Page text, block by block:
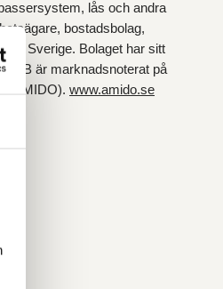
lås och andra
bostadsbolag,
i Sverige. Bolaget har sitt
AB är marknadsnoterat på
AMIDO). www.amido.se